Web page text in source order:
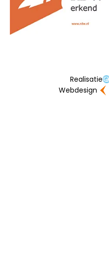
Realisatie
Webdesign